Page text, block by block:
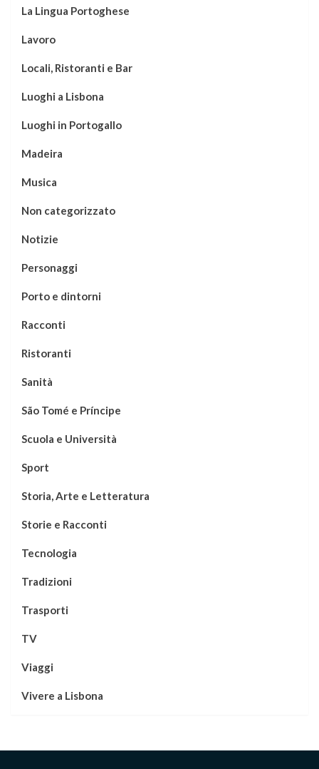
La Lingua Portoghese
Lavoro
Locali, Ristoranti e Bar
Luoghi a Lisbona
Luoghi in Portogallo
Madeira
Musica
Non categorizzato
Notizie
Personaggi
Porto e dintorni
Racconti
Ristoranti
Sanità
São Tomé e Príncipe
Scuola e Università
Sport
Storia, Arte e Letteratura
Storie e Racconti
Tecnologia
Tradizioni
Trasporti
TV
Viaggi
Vivere a Lisbona